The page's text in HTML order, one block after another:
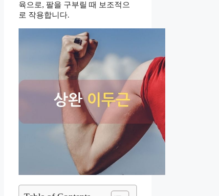
육으로, 팔을 구부릴 때 보조적으
로 작용합니다.